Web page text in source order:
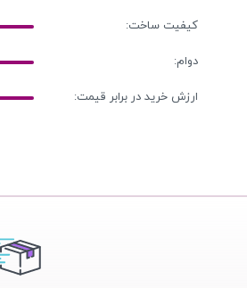
کیفیت ساخت:
دوام:
ارزش خرید در برابر قیمت: